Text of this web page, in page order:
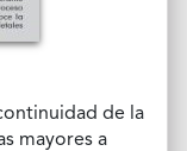
de la
mayores a